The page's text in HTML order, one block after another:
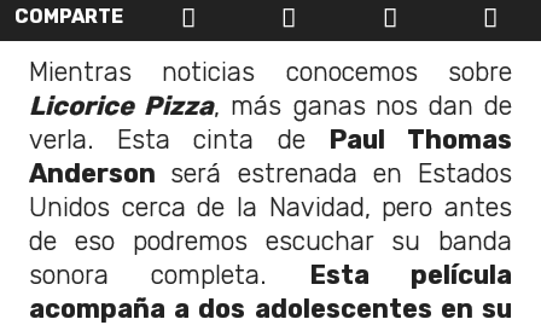
COMPARTE
Mientras noticias conocemos sobre
Licorice Pizza, más ganas nos dan de
verla. Esta cinta de Paul Thomas
Anderson será estrenada en Estados
Unidos cerca de la Navidad, pero antes
de eso podremos escuchar su banda
sonora completa. Esta película
acompaña a dos adolescentes en su